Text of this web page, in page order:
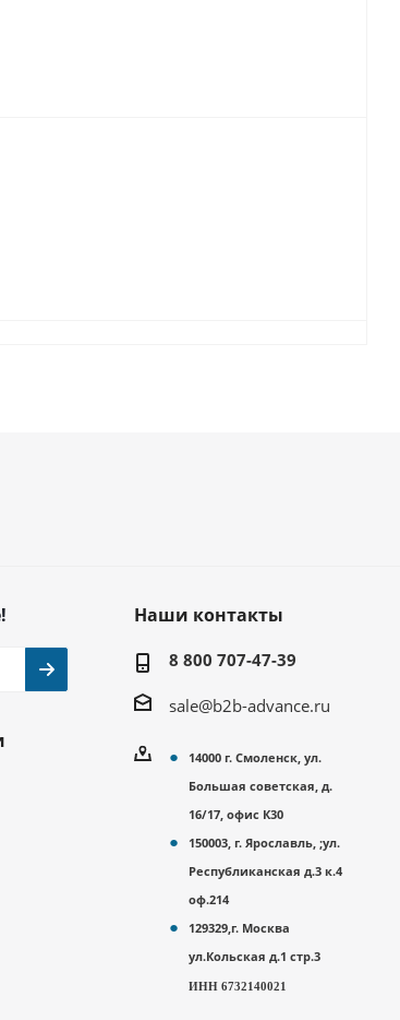
Наши контакты
8 800 707-47-39
sale@b2b-advance.ru
14000 г. Смоленск, ул.
Большая советская, д.
16/17, офис К30
150003, г. Ярославль, ;ул.
Республиканская д.3 к.4
оф.214
129329,г. Москва
ул.Кольская д.1 стр.3
ИНН 6732140021